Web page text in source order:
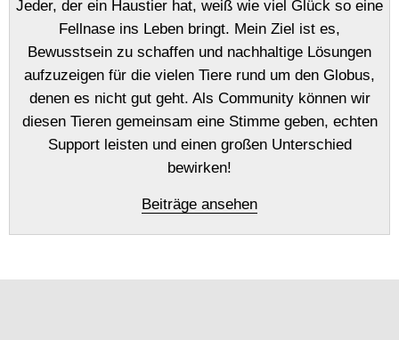
Jeder, der ein Haustier hat, weiß wie viel Glück so eine
Fellnase ins Leben bringt. Mein Ziel ist es,
Bewusstsein zu schaffen und nachhaltige Lösungen
aufzuzeigen für die vielen Tiere rund um den Globus,
denen es nicht gut geht. Als Community können wir
diesen Tieren gemeinsam eine Stimme geben, echten
Support leisten und einen großen Unterschied
bewirken!
Beiträge ansehen